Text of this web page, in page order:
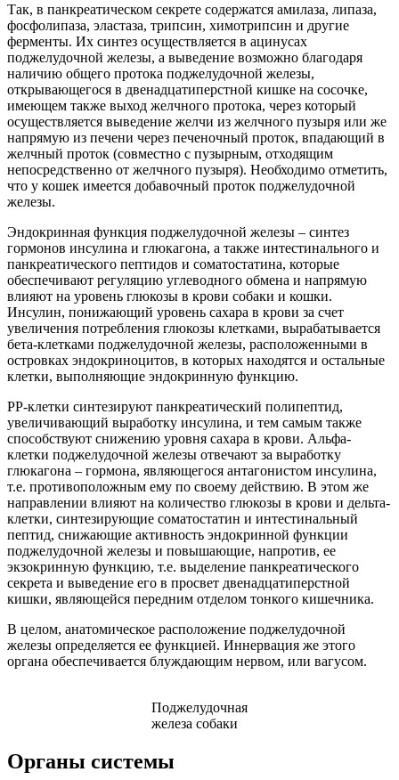
Так, в панкреатическом секрете содержатся амилаза, липаза,
фосфолипаза, эластаза, трипсин, химотрипсин и другие
ферменты. Их синтез осуществляется в ацинусах
поджелудочной железы, а выведение возможно благодаря
наличию общего протока поджелудочной железы,
открывающегося в двенадцатиперстной кишке на сосочке,
имеющем также выход желчного протока, через который
осуществляется выведение желчи из желчного пузыря или же
напрямую из печени через печеночный проток, впадающий в
желчный проток (совместно с пузырным, отходящим
непосредственно от желчного пузыря). Необходимо отметить,
что у кошек имеется добавочный проток поджелудочной
железы.
Эндокринная функция поджелудочной железы – синтез
гормонов инсулина и глюкагона, а также интестинального и
панкреатического пептидов и соматостатина, которые
обеспечивают регуляцию углеводного обмена и напрямую
влияют на уровень глюкозы в крови собаки и кошки.
Инсулин, понижающий уровень сахара в крови за счет
увеличения потребления глюкозы клетками, вырабатывается
бета-клетками поджелудочной железы, расположенными в
островках эндокриноцитов, в которых находятся и остальные
клетки, выполняющие эндокринную функцию.
PP-клетки синтезируют панкреатический полипептид,
увеличивающий выработку инсулина, и тем самым также
способствуют снижению уровня сахара в крови. Альфа-
клетки поджелудочной железы отвечают за выработку
глюкагона – гормона, являющегося антагонистом инсулина,
т.е. противоположным ему по своему действию. В этом же
направлении влияют на количество глюкозы в крови и дельта-
клетки, синтезирующие соматостатин и интестинальный
пептид, снижающие активность эндокринной функции
поджелудочной железы и повышающие, напротив, ее
экзокринную функцию, т.е. выделение панкреатического
секрета и выведение его в просвет двенадцатиперстной
кишки, являющейся передним отделом тонкого кишечника.
В целом, анатомическое расположение поджелудочной
железы определяется ее функцией. Иннервация же этого
органа обеспечивается блуждающим нервом, или вагусом.
Поджелудочная
железа собаки
Органы системы